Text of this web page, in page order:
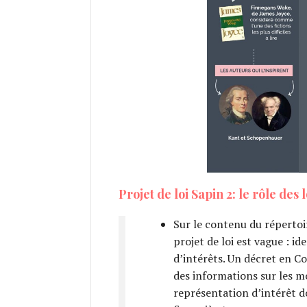
Projet de loi Sapin 2: le rôle
Sur le contenu du
projet de loi est vague :
d’intérêts. Un décret en
des informations sur les
représentation d’intérêt